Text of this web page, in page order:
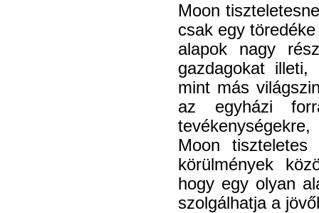
Moon
csak egy
alapok nagy
gazdagokat
mint más
az egyházi
Moon
körülmények
hogy egy olyan
szolgálhatja a